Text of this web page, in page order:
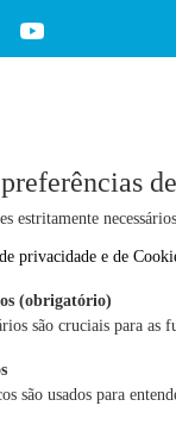
estritamente
privacidade e de
(obrigatório)
são cruciais para as
são usados para